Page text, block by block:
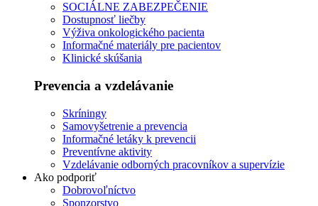
SOCIÁLNE ZABEZPEČENIE
Dostupnosť liečby
Výživa onkologického pacienta
Informačné materiály pre pacientov
Klinické skúšania
Prevencia a vzdelávanie
Skríningy
Samovyšetrenie a prevencia
Informačné letáky k prevencii
Preventívne aktivity
Vzdelávanie odborných pracovníkov a supervízie
Ako podporiť
Dobrovoľníctvo
Sponzorstvo